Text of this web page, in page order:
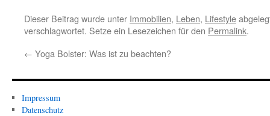
Dieser Beitrag wurde unter Immobilien, Leben, Lifestyle
verschlagwortet. Setze ein Lesezeichen für den Permalink.
← Yoga Bolster: Was ist zu beachten?
Impressum
Datenschutz